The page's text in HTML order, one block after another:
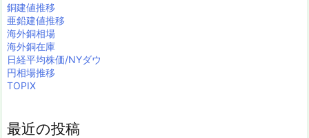
銅建値推移
亜鉛建値推移
海外銅相場
海外銅在庫
日経平均株価/NYダウ
円相場推移
TOPIX
最近の投稿